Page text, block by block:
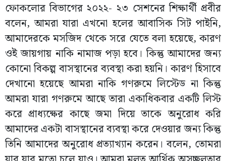
ফোকলোর বিভাগের ২০২২- ২৩ সেশনের শিক্ষার্থী প্রবীর
বলেন, আমরা যারা এখনো হলের আবাসিক সিট পাইনি,
আমাদেরকে মসজিদ থেকে সরে যেতে বলা হয়েছে, কারণ
ওই জায়গায় নাকি নামাজ পড়া হবে। কিন্তু আমাদের জন্য
কোনো বিকল্প বাসস্থানের ব্যবস্থা করা হয়নি। কারণ হিসাবে
দেখানো হয়েছে আমরা নাকি গণরুমে লিস্টেড না কিন্তু
আমরা যারা গণরুমে আছে তারা একাধিকবার একটি লিস্ট
করে প্রাধ্যক্ষের কাছে জমা দিয়ে তাকে অনুরোধ করি
আমাদের একটা বাসস্থানের ব্যবস্থা করে দেওয়ার জন্য কিন্তু
তিনি আমাদের অনুরোধ প্রত্যাখ্যান করেন। বলেন, তোমরা